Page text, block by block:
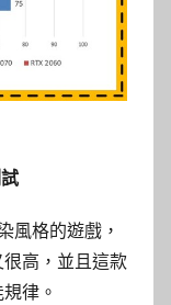
風格的遊戲，
高，並且這款
律。